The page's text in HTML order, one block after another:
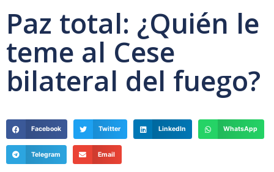
Paz total: ¿Quién le
teme al Cese
bilateral del fuego?
Facebook Twitter LinkedIn WhatsApp
Telegram Email